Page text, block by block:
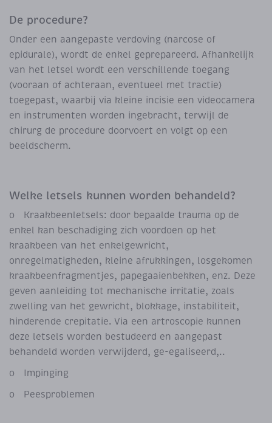
De procedure?
Onder een aangepaste verdoving (narcose of
epidurale), wordt de enkel geprepareerd. Afhankelijk
van het letsel wordt een verschillende toegang
(vooraan of achteraan, eventueel met tractie)
toegepast, waarbij via kleine incisie een videocamera
en instrumenten worden ingebracht, terwijl de
chirurg de procedure doorvoert en volgt op een
beeldscherm.
Welke letsels kunnen worden behandeld?
o Kraakbeenletsels: door bepaalde trauma op de
enkel kan beschadiging zich voordoen op het
kraakbeen van het enkelgewricht,
onregelmatigheden, kleine afrukkingen, losgekomen
kraakbeenfragmentjes, papegaaienbekken, enz. Deze
geven aanleiding tot mechanische irritatie, zoals
zwelling van het gewricht, blokkage, instabiliteit,
hinderende crepitatie. Via een artroscopie kunnen
deze letsels worden bestudeerd en aangepast
behandeld worden verwijderd, ge-egaliseerd,..
o Impinging
o Peesproblemen